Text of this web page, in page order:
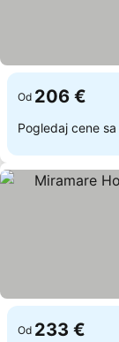
Od 206 €
Pogledaj cene sa
Od 233 €